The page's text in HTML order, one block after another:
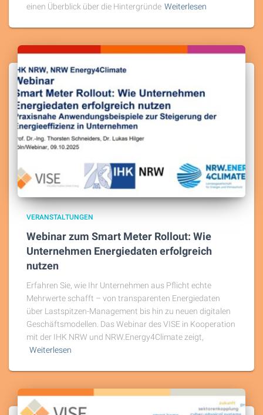
einen Überblick über die Hintergründe Weiterlesen
VERANSTALTUNGEN
Webinar zum Smart Meter Rollout: Wie
Unternehmen Energiedaten erfolgreich
nutzen
Erfahren Sie, wie Ihr Unternehmen aus Pflicht echte
Mehrwerte schafft – von transparenten Energiedaten
über Lastspitzen-Management bis hin zu neuen digitalen
Geschäftsmodellen. Das Webinar des VISE in Kooperation
mit der IHK NRW und NRW.Energy4Climate zeigt,
Weiterlesen